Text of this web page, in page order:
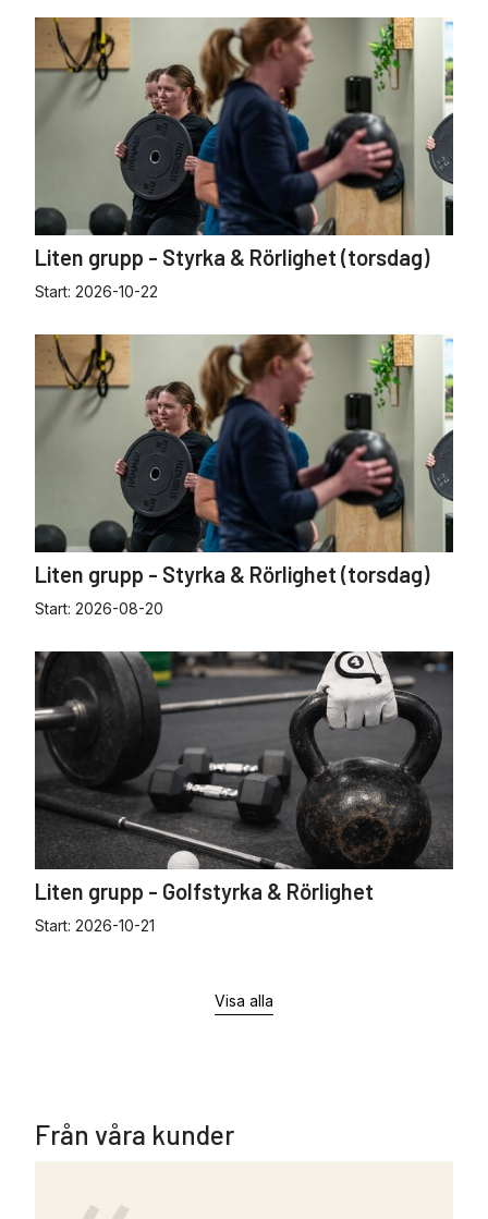
Liten grupp - Styrka & Rörlighet (torsdag)
Start: 2026-10-22
Liten grupp - Styrka & Rörlighet (torsdag)
Start: 2026-08-20
Liten grupp - Golfstyrka & Rörlighet
Start: 2026-10-21
Visa alla
Från våra kunder